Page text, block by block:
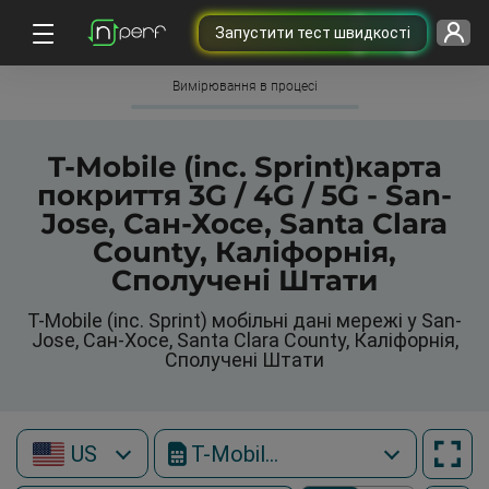
Запустити тест швидкості
Вимірювання в процесі
T-Mobile (inc. Sprint)карта
покриття 3G / 4G / 5G - San-
Jose, Сан-Хосе, Santa Clara
County, Каліфорнія,
Сполучені Штати
T-Mobile (inc. Sprint) мобільні дані мережі у San-
Jose, Сан-Хосе, Santa Clara County, Каліфорнія,
Сполучені Штати
US T-Mobile (inc. Sprint)